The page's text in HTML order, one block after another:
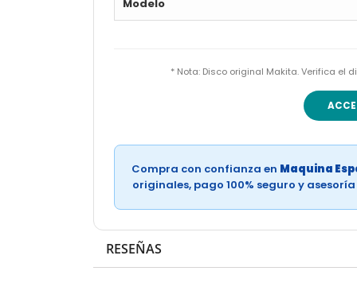
Modelo
* Nota: Disco original Makita. Verifica el
Compra con confianza en Maquina
originales, pago 100% seguro y
RESEÑAS